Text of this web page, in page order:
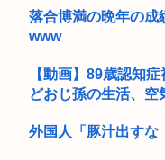
【画像】具志堅用高「
外環道と圏央道 事故で
脱衣麻雀でしか得られ
落合博満の晩年の成
www
【動画】89歳認知
どおじ孫の生活、空
外国人「豚汁出す